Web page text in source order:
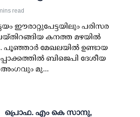
read
ഈരാറ്റുപേട്ടയിലും പരിസര
കനത്ത മഴയില്‍
പൂഞ്ഞാര്‍ മേഖലയില്‍ ഉണ്ടായ
ബിജെപി ദേശീയ
അംഗവും മു...
പ്രൊഫ. എം കെ സാനു,